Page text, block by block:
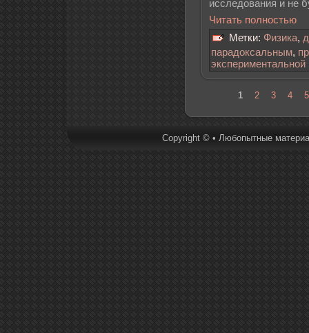
исследования и не
Читать полностью
Метки: Физика,
парадоксальным,
экспериментальной
1 2 3 4 5
Copyright © • Любопытные